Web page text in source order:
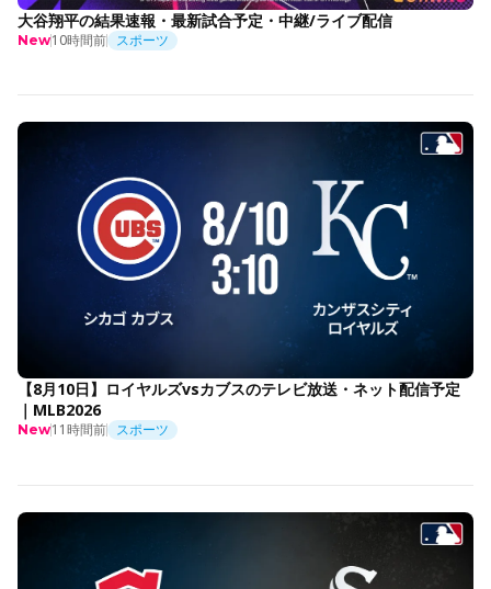
大谷翔平の結果速報・最新試合予定・中継/ライブ配信
New10時間前 スポーツ
【8月10日】ロイヤルズvsカブスのテレビ放送・ネット配信予定
｜MLB2026
New11時間前 スポーツ